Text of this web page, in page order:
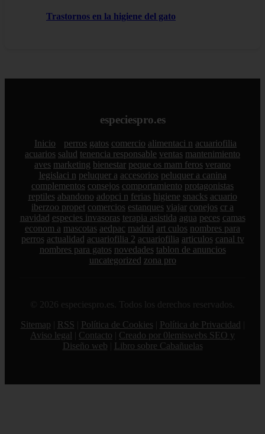
Trastornos en la higiene del gato
especiespro.es
Inicio perros gatos comercio alimentaci n acuariofilia
acuarios salud tenencia responsable ventas mantenimiento
aves marketing bienestar peque os mam feros verano
legislaci n peluquer a accesorios peluquer a canina
complementos consejos comportamiento protagonistas
reptiles abandono adopci n ferias higiene snacks acuario
iberzoo propet comercios estanques viajar conejos cr a
navidad especies invasoras terapia asistida agua peces camas
econom a mascotas aedpac madrid art culos nombres para
perros actualidad acuariofilia 2 acuariofilia articulos canal tv
nombres para gatos novedades tablon de anuncios
uncategorized zona pro
© 2026 especiespro.es. Todos los derechos reservados.
Sitemap
RSS Política de Cookies Política de Privacidad
Aviso legal
Contacto
Creado por 0lemiswebs SEO y
Diseño web
Libro sobre Cabañuelas